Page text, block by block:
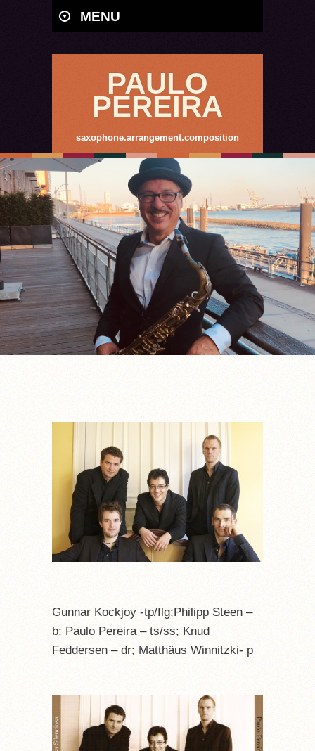
MENU
PAULO
PEREIRA
saxophone.arrangement.composition
Gunnar Kockjoy -tp/flg;Philipp Steen –
b; Paulo Pereira – ts/ss; Knud
Feddersen – dr; Matthäus Winnitzki- p